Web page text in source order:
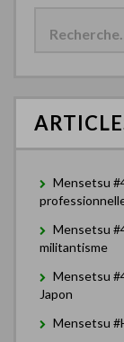
h
Mensetsu
Mensetsu
militantisme
Mensetsu
Japon
Mensetsu